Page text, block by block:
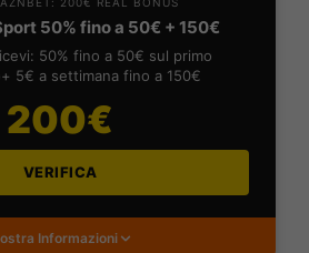
50% fino a 50€ + 150€
50% fino a 50€ sul primo
5€ a settimana fino a 150€
200€
VERIFICA
Informazioni